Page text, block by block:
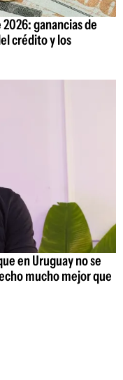
ganancias de
crédito y los
en Uruguay no se
mucho mejor que